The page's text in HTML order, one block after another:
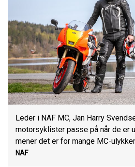
Leder i NAF MC, Jan Harry
motorsyklister passe på når de er
mener det er for mange MC-
NAF